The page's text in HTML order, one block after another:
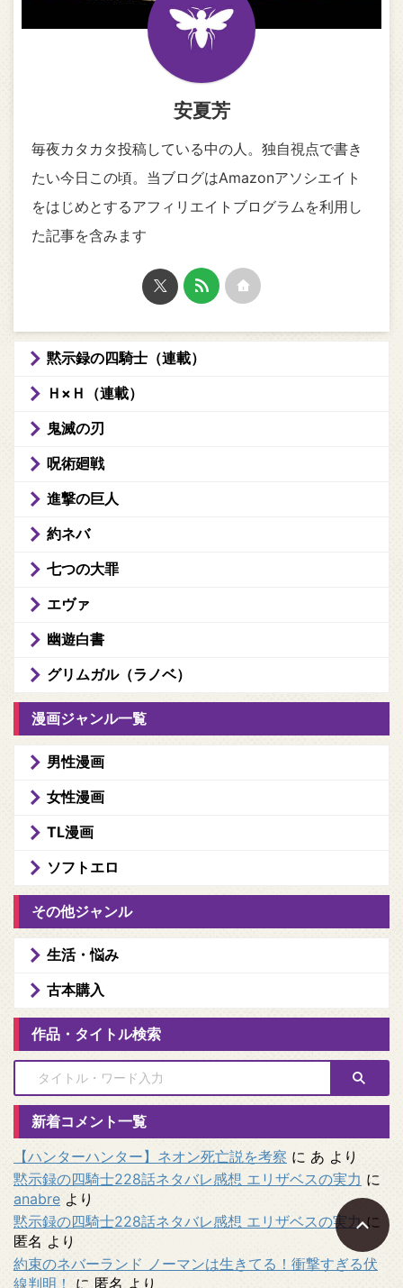
安夏芳
毎夜カタカタ投稿している中の人。独自視点で書き
たい今日この頃。当ブログはAmazonアソシエイト
をはじめとするアフィリエイトブログラムを利用し
た記事を含みます
黙示録の四騎士（連載）
Ｈ×Ｈ（連載）
鬼滅の刃
呪術廻戦
進撃の巨人
約ネバ
七つの大罪
エヴァ
幽遊白書
グリムガル（ラノベ）
漫画ジャンル一覧
男性漫画
女性漫画
TL漫画
ソフトエロ
その他ジャンル
生活・悩み
古本購入
作品・タイトル検索
新着コメント一覧
【ハンターハンター】ネオン死亡説を考察 に あ より
黙示録の四騎士228話ネタバレ感想 エリザベスの実力 に
anabre より
黙示録の四騎士228話ネタバレ感想 エリザベスの実力に
匿名 より
約束のネバーランド ノーマンは生きてる！衝撃すぎる伏
線判明！
に 匿名 より